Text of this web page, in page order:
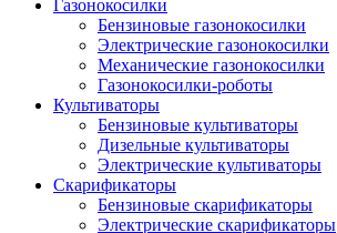
Газонокосилки
Бензиновые газонокосилки
Электрические газонокосилки
Механические газонокосилки
Газонокосилки-роботы
Культиваторы
Бензиновые культиваторы
Дизельные культиваторы
Электрические культиваторы
Скарификаторы
Бензиновые скарификаторы
Электрические скарификаторы